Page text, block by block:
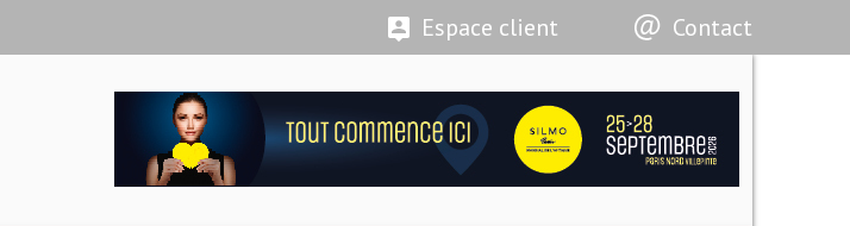
Espace client Contact